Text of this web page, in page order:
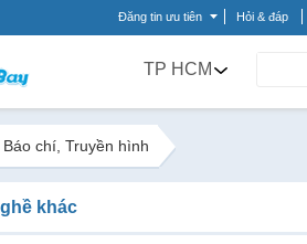
Đăng tin ưu tiên Hỏi & đáp
TP HCM
Báo chí, Truyền hình
khác